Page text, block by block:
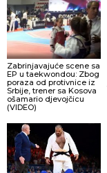
Zabrinjavajuće scene sa
EP u taekwondou: Zbog
poraza od protivnice iz
Srbije, trener sa Kosova
ošamario djevojčicu
(VIDEO)